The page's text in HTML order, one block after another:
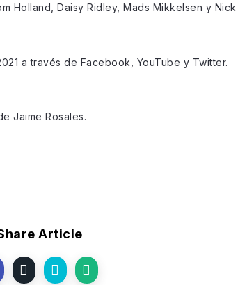
Holland, Daisy Ridley, Mads Mikkelsen y
a través de Facebook, YouTube y Twitter.
Jaime Rosales.
Article